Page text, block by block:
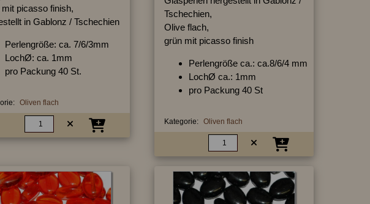
picasso finish,
in Gablonz / Tschechien
Perlengröße: ca. 7/6/3mm
LochØ: ca. 1mm
pro Packung 40 St.
Oliven flach
Tschechien,
Olive flach,
grün mit picasso finish
Perlengröße ca.: ca.8/6/4 mm
LochØ ca.: 1mm
pro Packung 40 St
Kategorie: Oliven flach